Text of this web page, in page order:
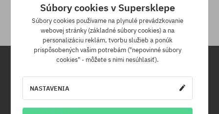
Na vrátenie produktu máš 30 dní od dňa obdržania zásielky.
Newsletter
Prihláste sa na odber nášho newsletteru a ako prvý sa dozviete o
Súbory cookies v Supersklepe
Súbory cookies používame na plynulé prevádzkovanie
webovej stránky (základné súbory cookies) a na
personalizáciu reklám, tvorbu služieb a ponúk
prispôsobených vašim potrebám ("nepovinné súbory
cookies" - môžete s nimi nesúhlasiť).
NASTAVENIA